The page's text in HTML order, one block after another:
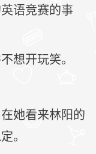
语竞赛的事
想开玩笑。
她看来林阳的
。